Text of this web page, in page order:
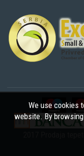
We use cookies
website. By